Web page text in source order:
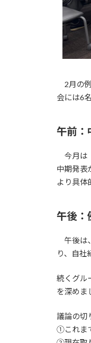
2月の
会には6
午前：
今月は
中期発表
より具体
午後：
午後は
り、自社
続くグル
を深めま
議論の切
①これま